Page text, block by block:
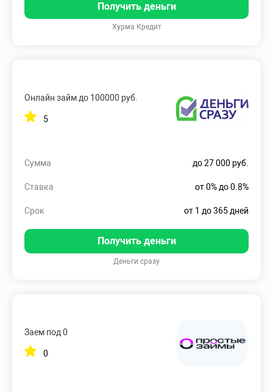
Получить деньги
Хурма Кредит
Онлайн займ до 100000 руб.
5
Сумма до 27 000 руб.
Ставка от 0% до 0.8%
Срок от 1 до 365 дней
Получить деньги
Деньги сразу
Заем под 0
0